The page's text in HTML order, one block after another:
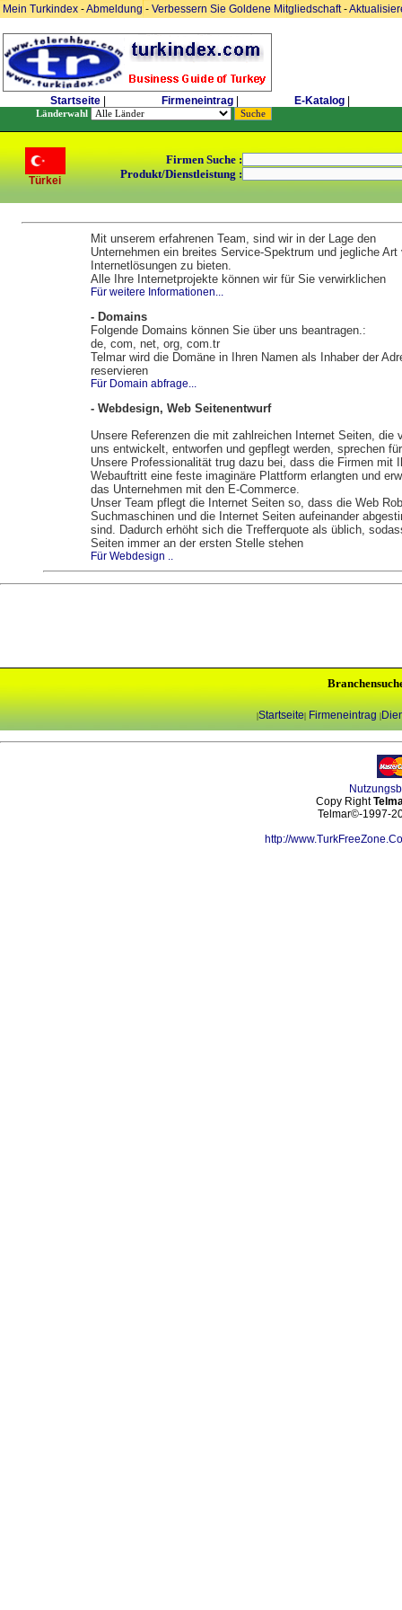
Mein Turkindex -Abmeldung- Verbessern Sie Goldene Mitgliedschaft-
Startseite Firmeneintrag E-Katalog
Länderwahl
Türkei
Firmen Suche :
Produkt/Dienstleistung :
Mit unserem erfahrenen Team, sind wir in der Lage den
Unternehmen ein breites Service-Spektrum und jegliche Art
Internetlösungen zu bieten.
Alle Ihre Internetprojekte können wir für Sie verwirklichen
Für weitere Informationen...
- Domains
Folgende Domains können Sie über uns beantragen.:
de, com, net, org, com.tr
Telmar wird die Domäne in Ihren Namen als Inhaber der
reservieren
Für Domain abfrage...
- Webdesign, Web Seitenentwurf
Unsere Referenzen die mit zahlreichen Internet Seiten, die
uns entwickelt, entworfen und gepflegt werden, sprechen
Unsere Professionalität trug dazu bei, dass die Firmen mit
Webauftritt eine feste imaginäre Plattform erlangten und
das Unternehmen mit den E-Commerce.
Unser Team pflegt die Internet Seiten so, dass die Web
Suchmaschinen und die Internet Seiten aufeinander
sind. Dadurch erhöht sich die Trefferquote als üblich,
Seiten immer an der ersten Stelle stehen
Für Webdesign ..
|Startseite| Firmeneintrag |
Copy Right
Telmar©-1997-
http://